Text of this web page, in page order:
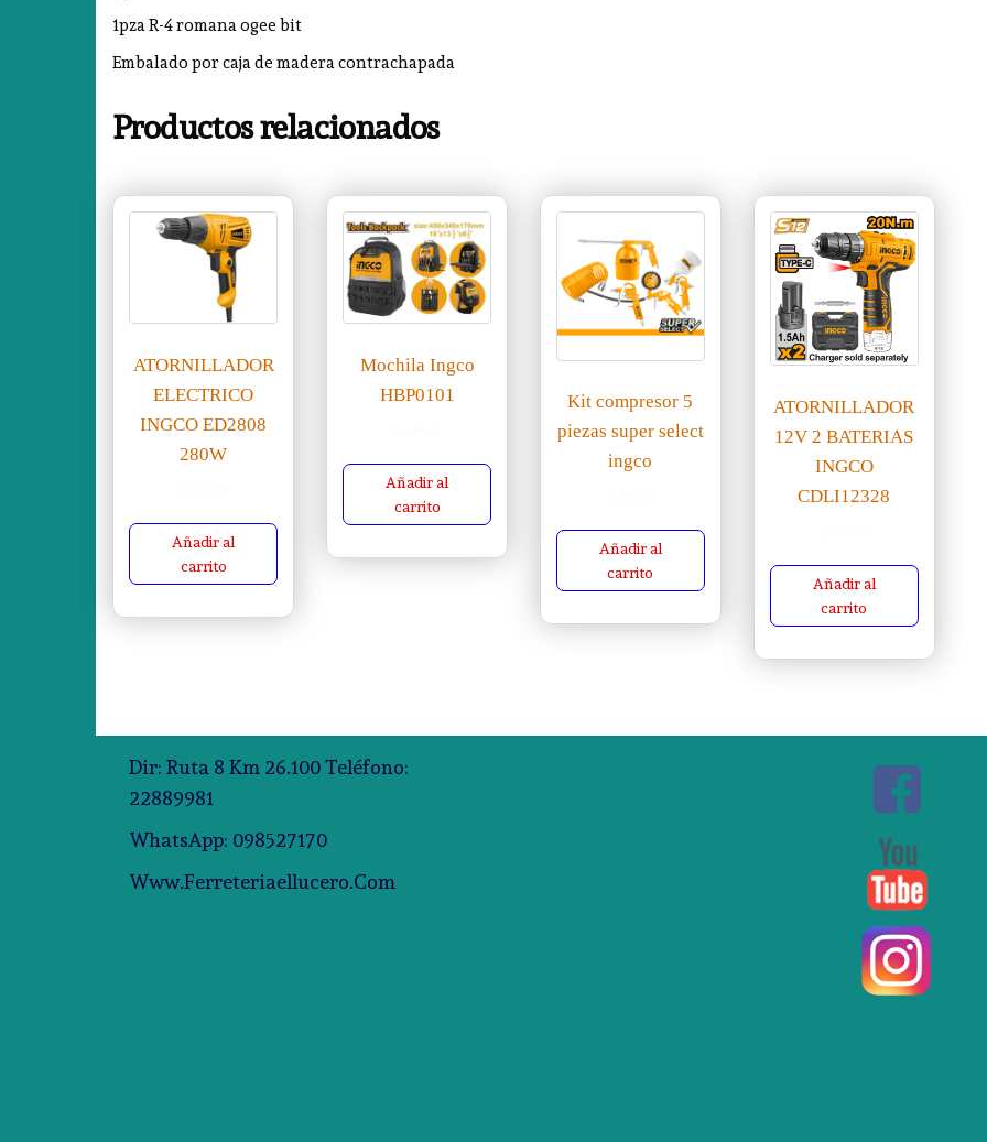
1pza R-4 romana ogee bit
Embalado por caja de madera contrachapada
Productos relacionados
ATORNILLADOR
ELECTRICO
INGCO ED2808
280W
Añadir al
carrito
Mochila Ingco
HBP0101
Añadir al
carrito
Kit compresor 5
piezas super select
ingco
Añadir al
carrito
ATORNILLADOR
12V 2 BATERIAS
INGCO
CDLI12328
Añadir al
carrito
Dir: Ruta 8 Km 26.100 Teléfono:
22889981
WhatsApp: 098527170
Www.ferreteriaellucero.com